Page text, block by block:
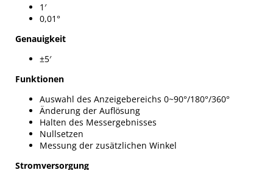
1′
0,01°
Genauigkeit
±5′
Funktionen
Auswahl des Anzeigebereichs 0~90°/180°/360°
Änderung der Auflösung
Halten des Messergebnisses
Nullsetzen
Messung der zusätzlichen Winkel
Stromversorgung